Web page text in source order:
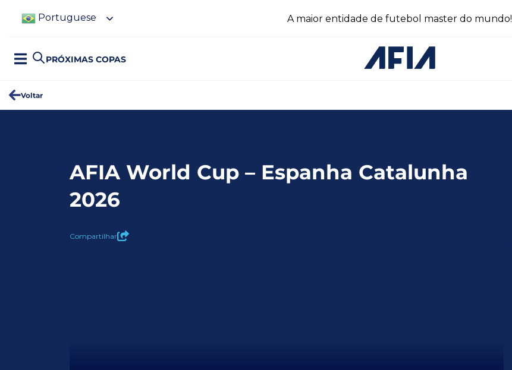
Portuguese A maior entidade de futebol master do mundo!
PRÓXIMAS COPAS
Voltar
AFIA World Cup – Espanha Catalunha
2026
Compartilhar